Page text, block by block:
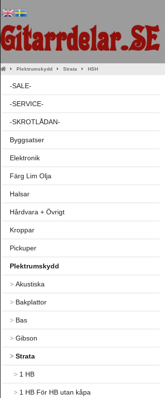
Plektrumskydd Strata HSH
-SALE-
-SERVICE-
-SKROTLÅDAN-
Byggsatser
Elektronik
Färg Lim Olja
Halsar
Hårdvara + Övrigt
Kroppar
Pickuper
Plektrumskydd
> Akustiska
> Bakplattor
> Bas
> Gibson
> Strata
> 1 HB
> 1 HB För HB utan kåpa